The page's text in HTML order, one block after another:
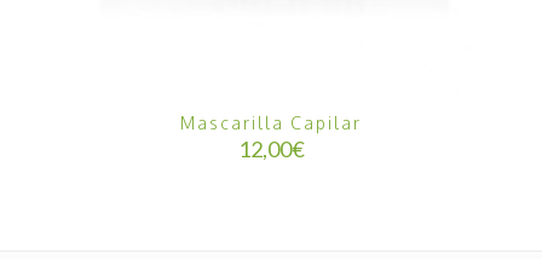
Mascarilla Capilar
12,00€